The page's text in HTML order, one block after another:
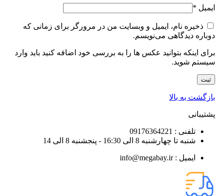
ایمیل *
ذخیره نام، ایمیل و وبسایت من در مرورگر برای زمانی که
دوباره دیدگاهی می‌نویسم.
برای اینکه بتوانید عکس ها را به بررسی خود اضافه کنید باید وارد
سیستم شوید.
بازگشت به بالا
پشتیبانی
تلفنی : 09176364221
شنبه تا چهارشنبه 8 الی 16:30 - پنجشنبه 8 الی 14
ایمیل : info@megabay.ir